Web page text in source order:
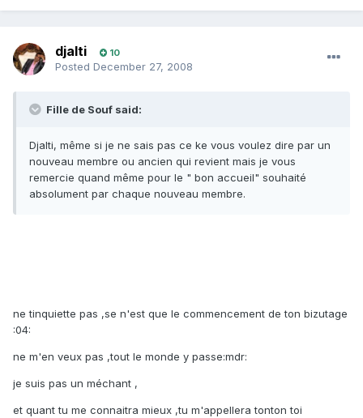
djalti 10
Posted December 27, 2008
Fille de Souf said:
Djalti, même si je ne sais pas ce ke vous voulez dire par un
nouveau membre ou ancien qui revient mais je vous
remercie quand même pour le " bon accueil" souhaité
absolument par chaque nouveau membre.
ne tinquiette pas ,se n'est que le commencement de ton bizutage
:04:
ne m'en veux pas ,tout le monde y passe:mdr:
je suis pas un méchant ,
et quant tu me connaitra mieux ,tu m'appellera tonton toi